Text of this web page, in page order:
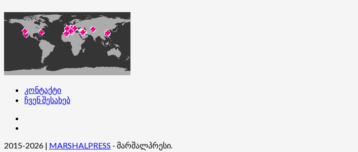
კონტაქტი
ჩვენ შესახებ
2015-2026 | MARSHALPRESS - მარშალპრესი.